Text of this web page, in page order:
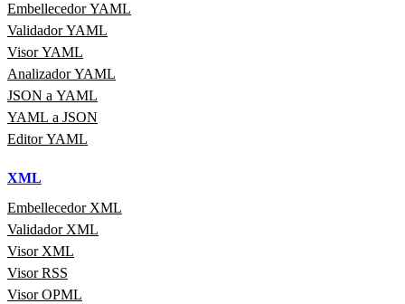
Embellecedor YAML
Validador YAML
Visor YAML
Analizador YAML
JSON a YAML
YAML a JSON
Editor YAML
XML
Embellecedor XML
Validador XML
Visor XML
Visor RSS
Visor OPML